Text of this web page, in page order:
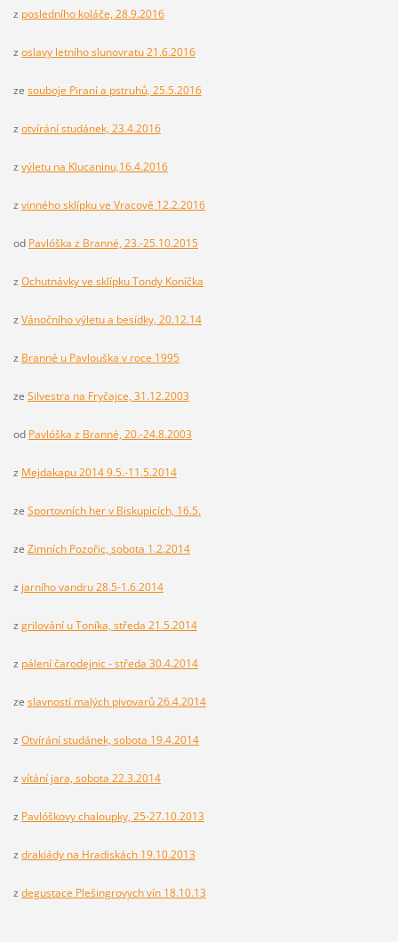
z posledního koláče, 28.9.2016
z oslavy letního slunovratu 21.6.2016
ze souboje Piraní a pstruhů, 25.5.2016
z otvírání studánek, 23.4.2016
z výletu na Klucaninu,16.4.2016
z vinného sklípku ve Vracově 12.2.2016
od Pavlóška z Branné, 23.-25.10.2015
z Ochutnávky ve sklípku Tondy Koníčka
z Vánočního výletu a besídky, 20.12.14
z Branné u Pavlouška v roce 1995
ze Silvestra na Fryčajce, 31.12.2003
od Pavlóška z Branné, 20.-24.8.2003
z Mejdakapu 2014 9.5.-11.5.2014
ze Sportovních her v Biskupicích, 16.5.
ze Zimních Pozořic, sobota 1.2.2014
z jarního vandru 28.5-1.6.2014
z grilování u Toníka, středa 21.5.2014
z pálení čarodejnic - středa 30.4.2014
ze slavností malých pivovarů 26.4.2014
z Otvírání studánek, sobota 19.4.2014
z vítání jara, sobota 22.3.2014
z Pavlóškovy chaloupky, 25-27.10.2013
z drakiády na Hradiskách 19.10.2013
z degustace Plešingrovych vín 18.10.13